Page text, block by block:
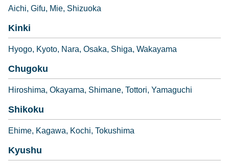
Aichi Gifu Mie Shizuoka
Kinki
Hyogo Kyoto Nara Osaka Shiga Wakayama
Chugoku
Hiroshima Okayama Shimane Tottori Yamaguchi
Shikoku
Ehime Kagawa Kochi Tokushima
Kyushu